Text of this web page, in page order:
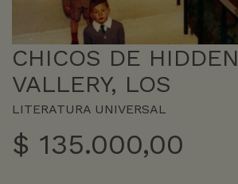
CHICOS DE HIDDEN
VALLERY, LOS
LITERATURA UNIVERSAL
$ 135.000,00